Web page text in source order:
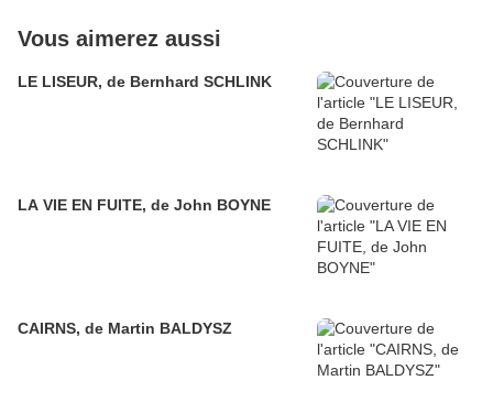
Vous aimerez aussi
LE LISEUR, de Bernhard SCHLINK
LA VIE EN FUITE, de John BOYNE
CAIRNS, de Martin BALDYSZ